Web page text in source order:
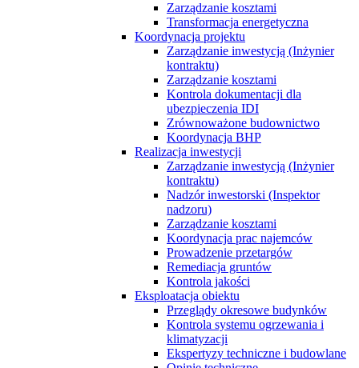
Zarządzanie kosztami
Transformacja energetyczna
Koordynacja projektu
Zarządzanie inwestycją (Inżynier
kontraktu)
Zarządzanie kosztami
Kontrola dokumentacji dla
ubezpieczenia IDI
Zrównoważone budownictwo
Koordynacja BHP
Realizacja inwestycji
Zarządzanie inwestycją (Inżynier
kontraktu)
Nadzór inwestorski (Inspektor
nadzoru)
Zarządzanie kosztami
Koordynacja prac najemców
Prowadzenie przetargów
Remediacja gruntów
Kontrola jakości
Eksploatacja obiektu
Przeglądy okresowe budynków
Kontrola systemu ogrzewania i
klimatyzacji
Ekspertyzy techniczne i budowlane